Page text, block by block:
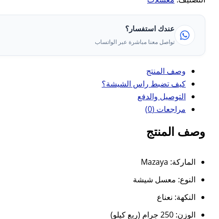
عندك استفسار؟
تواصل معنا مباشرة عبر الواتساب
وصف المنتج
كيف تضبط راس الشيشة؟
التوصيل والدفع
مراجعات (0)
وصف المنتج
الماركة: Mazaya
النوع: معسل شيشة
النكهة: نعناع
الوزن: 250 جرام (ربع كيلو)